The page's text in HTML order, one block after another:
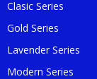
Clasic Series
Gold Series
Lavender Series
Modern Series